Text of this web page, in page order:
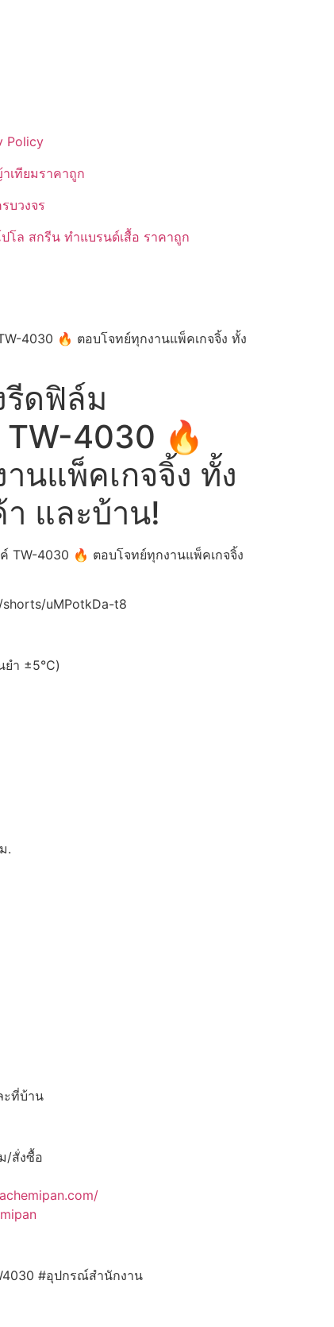
Policy
เทียมราคาถูก
บวงจร
โล สกรีน ทำแบรนด์เสื้อ ราคาถูก
4030 🔥 ตอบโจทย์ทุกงานแพ็คเกจจิ้ง ทั้ง
รีดฟิล์ม
TW-4030 🔥
นแพ็คเกจจิ้ง ทั้ง
า และบ้าน!
TW-4030 🔥 ตอบโจทย์ทุกงานแพ็คเกจจิ้ง
uMPotkDa-t8
ำ ±5°C)
.
ะที่บ้าน
/สั่งซื้อ
#อุปกรณ์สำนักงาน